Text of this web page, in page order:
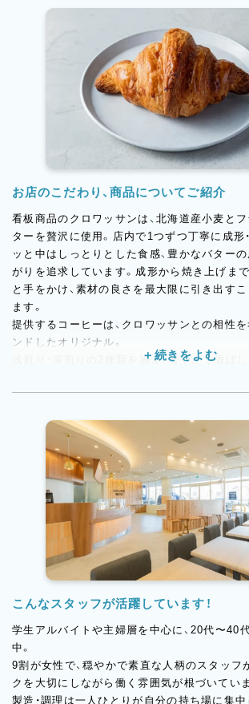
ブランドコンセプトは「SAILOR’S BREW -
長い航海の途中でひと息つくように、訪れる
できる場所を目指しています。
お店のこだわり、商品についてご紹介
看板商品のクロワッサンは、北海道産小麦と
ターを贅沢に使用。店内で1つずつ丁寧に成形
ッと中はしっとりとした食感、豊かなバター
がりを追求しています。成形から焼き上げま
と手をかけ、素材の良さを最大限に引き出す
ます。
提供するコーヒーは、クロワッサンとの相性
ンドしたオリジナル。
浅煎り・深煎りの2種類を揃え、軽やかで香ば
「焼きたて」にこだわる当店では、仕込みから
技術を活かしたい方も、これから磨いていきた
の現場でしっかり経験を積める環境です。
こんなスタッフが活躍しています！
学生アルバイトや主婦層を中心に、20代〜40
中。
9割が女性で、穏やかで素直な人柄のスタッフ
クを大切にしながら働く雰囲気が根づいていま
製造・調理は一人ひとりが自分の持ち場に集中